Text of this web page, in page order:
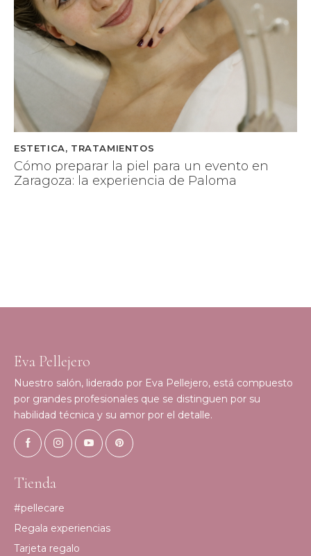
ESTETICA, TRATAMIENTOS
Cómo preparar la piel para un evento en
Zaragoza: la experiencia de Paloma
Eva Pellejero
Nuestro salón, liderado por Eva Pellejero, está compuesto
por grandes profesionales que se distinguen por su
habilidad técnica y su amor por el detalle.
Tienda
#pellecare
Regala experiencias
Tarjeta regalo